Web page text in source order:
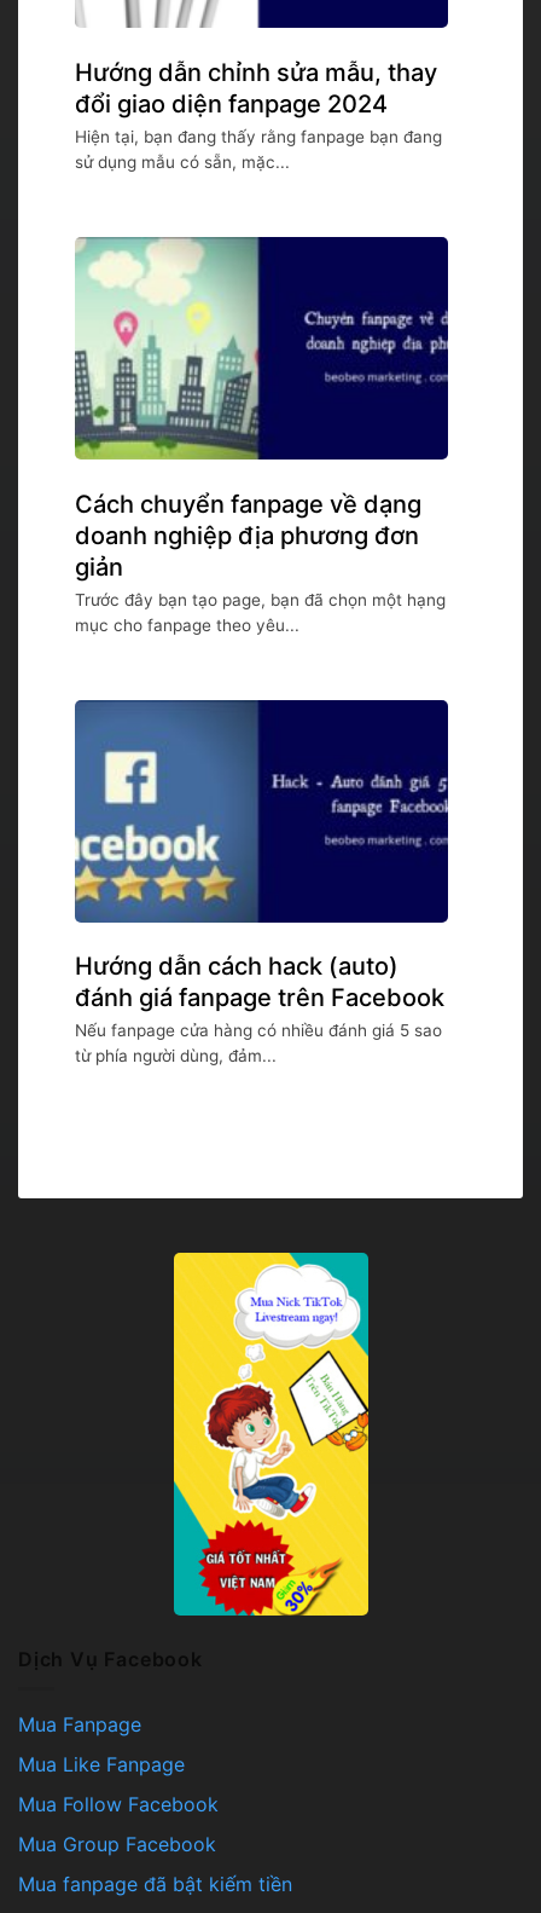
Hướng dẫn chỉnh sửa mẫu, thay
đổi giao diện fanpage 2024
Hiện tại, bạn đang thấy rằng fanpage bạn đang
sử dụng mẫu có sẵn, mặc...
Cách chuyển fanpage về dạng
doanh nghiệp địa phương đơn
giản
Trước đây bạn tạo page, bạn đã chọn một hạng
mục cho fanpage theo yêu...
Hướng dẫn cách hack (auto)
đánh giá fanpage trên Facebook
Nếu fanpage cửa hàng có nhiều đánh giá 5 sao
từ phía người dùng, đảm...
Dịch Vụ Facebook
Mua Fanpage
Mua Like Fanpage
Mua Follow Facebook
Mua Group Facebook
Mua fanpage đã bật kiếm tiền